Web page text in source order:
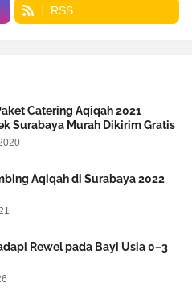
RSS
Catering Aqiqah 2021
Surabaya Murah Dikirim Gratis
Aqiqah di Surabaya 2022
Rewel pada Bayi Usia 0–3